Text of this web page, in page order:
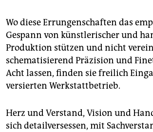
Wo diese Errungenschaften das
Gespann von künstlerischer und
Produktion stützen und nicht
schematisierend Präzision und
Acht lassen, finden sie freilich
versierten Werkstattbetrieb.
Herz und Verstand, Vision und
sich detailversessen, mit